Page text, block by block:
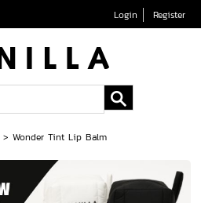
Login Register
>Wonder Tint Lip Balm